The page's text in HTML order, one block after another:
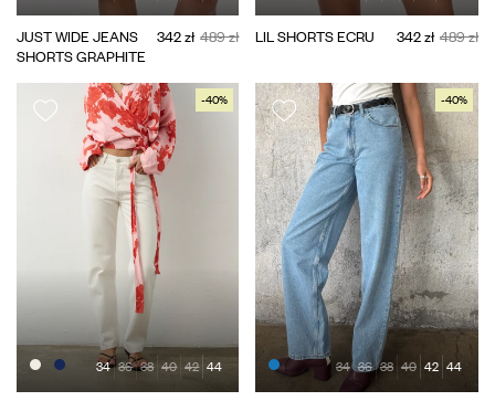
JUST WIDE JEANS
SHORTS GRAPHITE
342 zł 489 zł LIL SHORTS ECRU 342 zł 489 zł
34 36 38 40 42 44
-40%
34 36 38 40 42 44
-40%